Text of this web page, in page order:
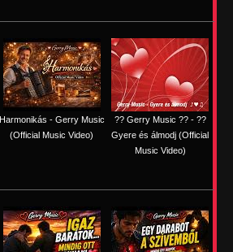
Harmonikás - Gerry Music
(Official Music Video)
?? Gerry Music ?? - ??
Gyere és álmodj (Official
Music Video)